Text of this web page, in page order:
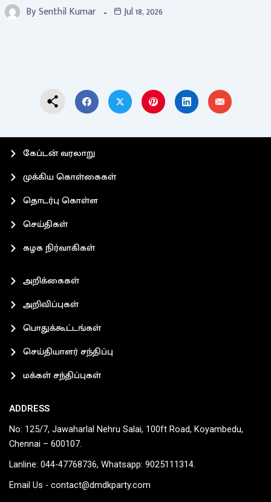
BySenthil Kumar Jul 18, 2026
கேப்டன் வரலாறு
முக்கிய கொள்கைகள்
தொடர்பு கொள்ள
செய்திகள்
கழக நிர்வாகிகள்
அறிக்கைகள்
அறிவிப்புகள்
பொதுக்கூட்டங்கள்
செய்தியாளர் சந்திப்பு
மக்கள் சந்திப்புகள்
ADDRESS
No: 125/7, Jawaharlal Nehru Salai, 100ft Road, Koyambedu,
Chennai – 600107.
Lanline: 044-47768736, Whatsapp: 9025111314.
Email Us - contact@dmdkparty.com